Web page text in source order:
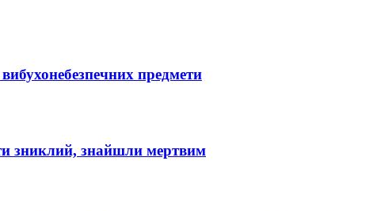
предмети
зниклий, знайшли мертвим